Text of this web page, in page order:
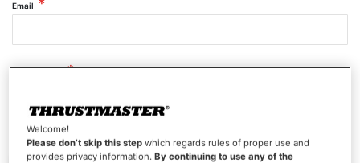
Email
Afficher le mot de passe
Welcome!
Please don’t skip this step which regards rules of proper use and
provides privacy information.By continuing to use any of the